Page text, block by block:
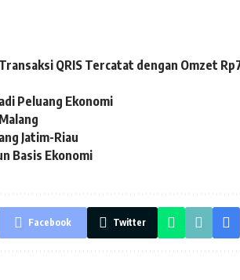
QRIS Tercatat dengan Omzet
Peluang Ekonomi
Jatim-Riau
Basis Ekonomi
Facebook Twitter